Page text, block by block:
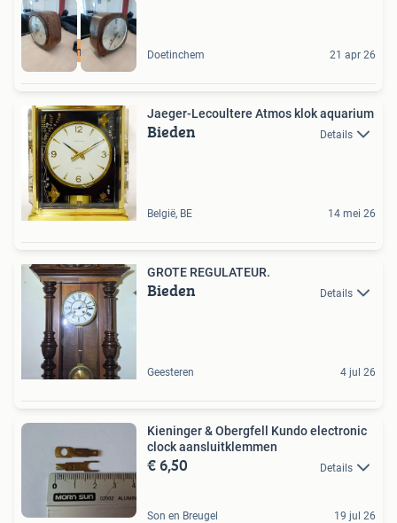
Doetinchem Doetinchem 21 apr 26
Jaeger-Lecoultere Atmos klok aquarium
Bieden Details
België, BE 14 mei 26
GROTE REGULATEUR.
Bieden Details
Geesteren 4 jul 26
Kieninger & Obergfell Kundo electronic
clock aansluitklemmen
€ 6,50 Details
Son en Breugel 19 jul 26